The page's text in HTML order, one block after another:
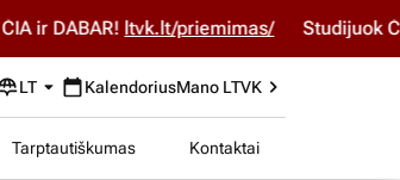
ir DABAR!ltvk.lt/priemimas/ Studijuok ČIA
LT KalendoriusMano LTVK
Tarptautiškumas Kontaktai